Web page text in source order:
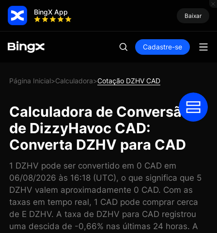
BingX App Baixar
Cadastre-se
Página Inicial>Calculadora>Cotação DZHV CAD
Calculadora de Conversão
de DizzyHavoc CAD:
Converta DZHV para CAD
1 DZHV pode ser convertido em 0 CAD em
06/08/2026 às 16:18 (UTC), o que significa que 5
DZHV valem aproximadamente 0 CAD. Com as
taxas em tempo real, 1 CAD pode comprar cerca
de E DZHV. A taxa de DZHV para CAD registrou
uma descida de -0,66% nas últimas 24 horas. A